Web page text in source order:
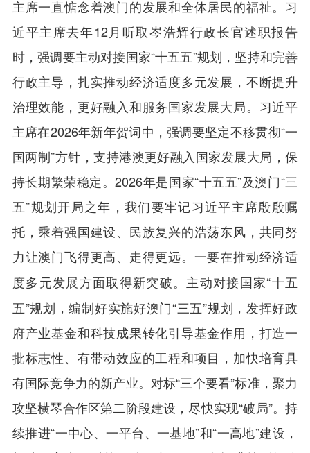
主席一直惦念着澳门的发展和全体居民的福祉。习
近平主席去年12月听取岑浩辉行政长官述职报告
时，强调要主动对接国家“十五五”规划，坚持和完善
行政主导，扎实推动经济适度多元发展，不断提升
治理效能，更好融入和服务国家发展大局。习近平
主席在2026年新年贺词中，强调要坚定不移贯彻“一
国两制”方针，支持港澳更好融入国家发展大局，保
持长期繁荣稳定。2026年是国家“十五五”及澳门“三
五”规划开局之年，我们要牢记习近平主席殷殷嘱
托，乘着强国建设、民族复兴的浩荡东风，共同努
力让澳门飞得更高、走得更远。 一要在推动经济适
度多元发展方面取得新突破。 主动对接国家“十五
五”规划，编制好实施好澳门“三五”规划，发挥好政
府产业基金和科技成果转化引导基金作用，打造一
批标志性、有带动效应的工程和项目，加快培育具
有国际竞争力的新产业。对标“三个要看”标准，聚力
攻坚横琴合作区第二阶段建设，尽快实现“破局”。持
续推进“一中心、一平台、一基地”和“一高地”建设，